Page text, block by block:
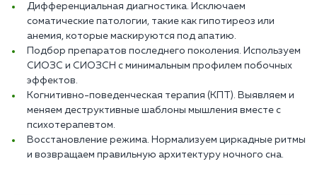
Дифференциальная диагностика. Исключаем
соматические патологии, такие как гипотиреоз или
анемия, которые маскируются под апатию.
Подбор препаратов последнего поколения. Используем
СИОЗС и СИОЗСН с минимальным профилем побочных
эффектов.
Когнитивно-поведенческая терапия (КПТ). Выявляем и
меняем деструктивные шаблоны мышления вместе с
психотерапевтом.
Восстановление режима. Нормализуем циркадные ритмы
и возвращаем правильную архитектуру ночного сна.